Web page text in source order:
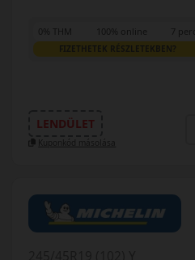
0% THM 100% online 7 perc
FIZETHETEK RÉSZLETEKBEN?
LENDÜLET
Kuponkód másolása